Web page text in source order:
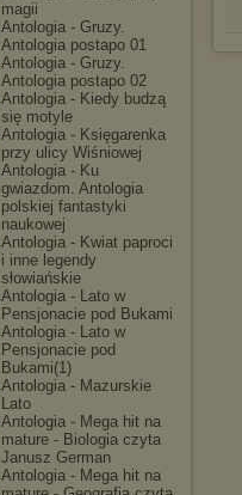
magii
Antologia - Gruzy.
Antologia postapo 01
Antologia - Gruzy.
Antologia postapo 02
Antologia - Kiedy budzą
się motyle
Antologia - Księgarenka
przy ulicy Wiśniowej
Antologia - Ku
gwiazdom. Antologia
polskiej fantastyki
naukowej
Antologia - Kwiat paproci
i inne legendy
słowiańskie
Antologia - Lato w
Pensjonacie pod Bukami
Antologia - Lato w
Pensjonacie pod
Bukami(1)
Antologia - Mazurskie
Lato
Antologia - Mega hit na
mature - Biologia czyta
Janusz German
Antologia - Mega hit na